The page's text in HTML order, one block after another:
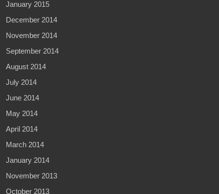
January 2015
December 2014
November 2014
September 2014
August 2014
July 2014
June 2014
May 2014
April 2014
March 2014
January 2014
November 2013
October 2013